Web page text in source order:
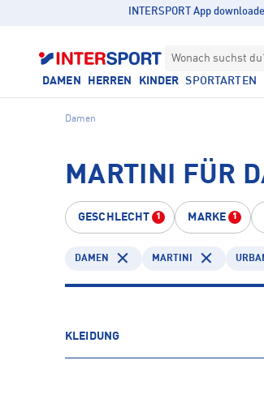
INTERSPORT App
Wonach suchst
DAMEN HERREN KINDER SPORTARTEN
Damen
MARTINI FÜR
GESCHLECHT 1 MARKE 1
DAMEN MARTINI
KLEIDUNG